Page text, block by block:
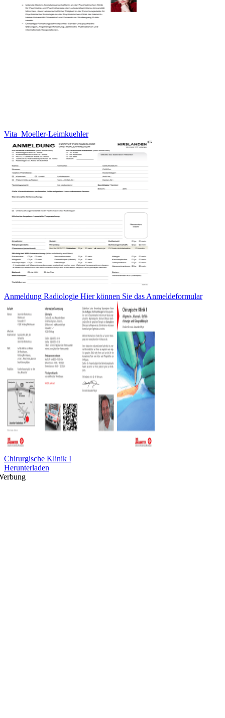
Vita_Moeller-Leimkuehler
Anmeldung Radiologie Hier können Sie das Anmeldeformular
Chirurgische Klinik I
Herunterladen